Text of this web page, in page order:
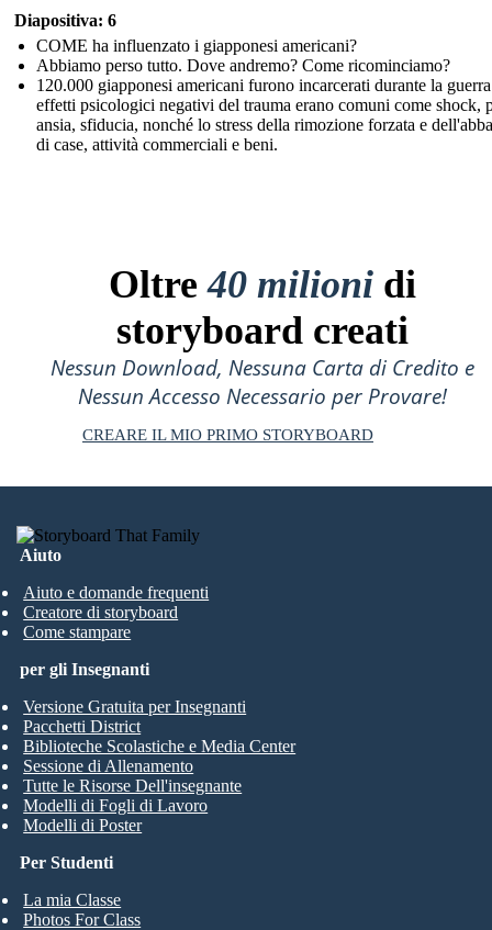
Diapositiva: 6
COME ha influenzato i giapponesi americani?
Abbiamo perso tutto. Dove andremo? Come ricominciamo?
120.000 giapponesi americani furono incarcerati durante la
effetti psicologici negativi del trauma erano comuni come shock,
ansia, sfiducia, nonché lo stress della rimozione forzata e
di case, attività commerciali e beni.
Oltre40 milioni di
storyboard creati
Nessun Download, Nessuna Carta di Credito e
Nessun Accesso Necessario per Provare!
CREARE IL MIO PRIMO STORYBOARD
Aiuto
Aiuto e domande frequenti
Creatore di storyboard
Come stampare
Per Studenti
La mia Classe
Photos For Class
per gli Insegnanti
Versione Gratuita per Insegnanti
Pacchetti District
Biblioteche Scolastiche e Media Center
Sessione di Allenamento
Tutte le Risorse Dell'insegnante
Modelli di Fogli di Lavoro
Modelli di Poster